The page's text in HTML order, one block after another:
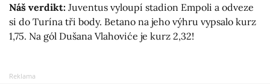
Náš verdikt: Juventus vyloupí stadion Empoli a odveze
si do Turína tři body. Betano na jeho výhru vypsalo kurz
1,75. Na gól Dušana Vlahoviće je kurz 2,32!